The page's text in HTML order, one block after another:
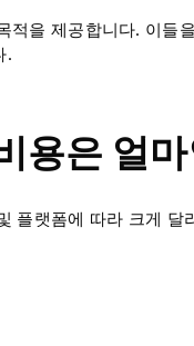
적을 제공합니다. 이들
.
용은 얼
플랫폼에 따라 크게